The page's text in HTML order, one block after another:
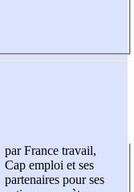
par France travail,
Cap emploi et ses
partenaires pour ses